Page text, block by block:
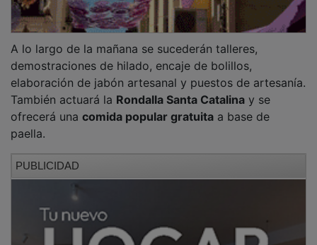
demostraciones de hilado, encaje de bolillos,
elaboración de jabón artesanal y puestos de artesanía.
También actuará laRondalla Santa Catalinay se
ofrecerá unacomida popular gratuitaa base de
paella.
Por la tarde, desde las
una tertulia sobre el mundo del esparto
organizada por el
Después llegarán las actuaciones del Grupo Calderón